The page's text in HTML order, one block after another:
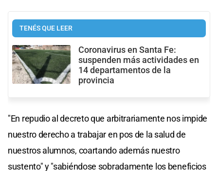
TENÉS QUE LEER
Coronavirus en Santa Fe:
suspenden más actividades en
14 departamentos de la
provincia
"En repudio al decreto que arbitrariamente nos impide
nuestro derecho a trabajar en pos de la salud de
nuestros alumnos, coartando además nuestro
sustento" y "sabiéndose sobradamente los beneficios